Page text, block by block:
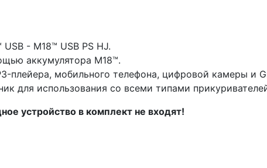
- M18™ USB PS HJ.
аккумулятора M18™.
плейера, мобильного телефона, цифровой камеры и
для использования со всеми типами
устройство в комплект не входят!